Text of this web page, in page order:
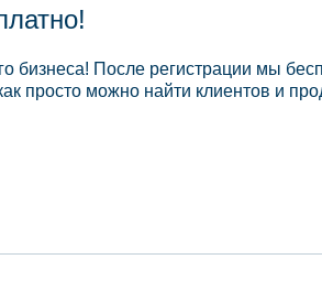
После регистрации мы
просто можно найти клиентов и